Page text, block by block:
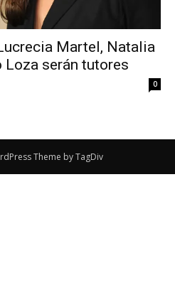
Martel, Natalia
serán tutores
0
Theme by TagDiv